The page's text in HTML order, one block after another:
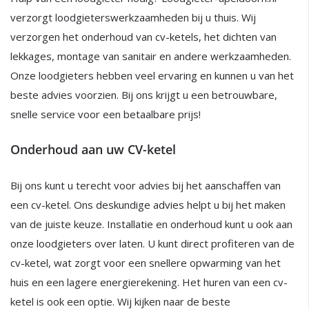
verzorgt loodgieterswerkzaamheden bij u thuis. Wij
verzorgen het onderhoud van cv-ketels, het dichten van
lekkages, montage van sanitair en andere werkzaamheden.
Onze loodgieters hebben veel ervaring en kunnen u van het
beste advies voorzien. Bij ons krijgt u een betrouwbare,
snelle service voor een betaalbare prijs!
Onderhoud aan uw CV-ketel
Bij ons kunt u terecht voor advies bij het aanschaffen van
een cv-ketel. Ons deskundige advies helpt u bij het maken
van de juiste keuze. Installatie en onderhoud kunt u ook aan
onze loodgieters over laten. U kunt direct profiteren van de
cv-ketel, wat zorgt voor een snellere opwarming van het
huis en een lagere energierekening. Het huren van een cv-
ketel is ook een optie. Wij kijken naar de beste